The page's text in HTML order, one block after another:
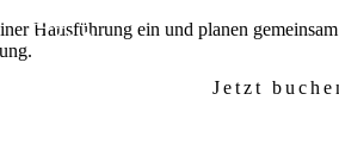
Jetzt
Hausführung ein und planen gemeinsam